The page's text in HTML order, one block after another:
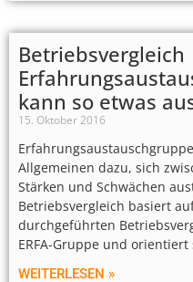
Betriebsvergleich
kann so etwas
15. Oktober 2016
Allgemeinen dazu, sich
Stärken und Schwächen
Betriebsvergleich basiert
durchgeführten
ERFA-Gruppe und
WEITERLESEN »